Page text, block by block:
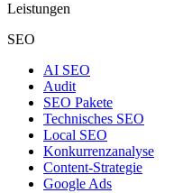
Leistungen
SEO
AI SEO
Audit
SEO Pakete
Technisches SEO
Local SEO
Konkurrenzanalyse
Content-Strategie
Google Ads